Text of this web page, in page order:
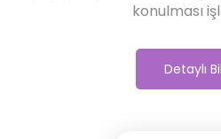
konulması
Detaylı